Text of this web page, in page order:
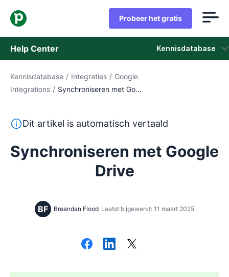
Probeer het gratis
Help Center Kennisdatabase
Kennisdatabase
Neem contact op met het ondersteuningsteam
Kennisdatabase / Integraties / Google
Integrations / Synchroniseren met Go...
Deze tekst is automatisch vertaald uit het Engels,
Dit artikel is automatisch vertaald
Synchroniseren met Google
Drive
BF Breandan Flood Laatst bijgewerkt: 11 maart 2025